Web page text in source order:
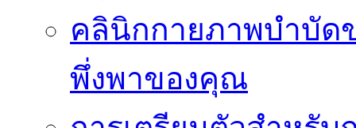
คลินิกกายภาพบำบัด
พึ่งพาของคุณ